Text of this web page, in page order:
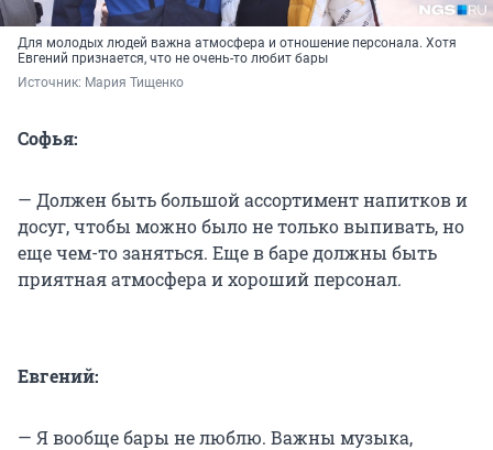
Для молодых людей важна атмосфера и отношение персонала. Хотя
Евгений признается, что не очень-то любит бары
Источник: Мария Тищенко
Софья:
— Должен быть большой ассортимент напитков и
досуг, чтобы можно было не только выпивать, но
еще чем-то заняться. Еще в баре должны быть
приятная атмосфера и хороший персонал.
Евгений:
— Я вообще бары не люблю. Важны музыка,